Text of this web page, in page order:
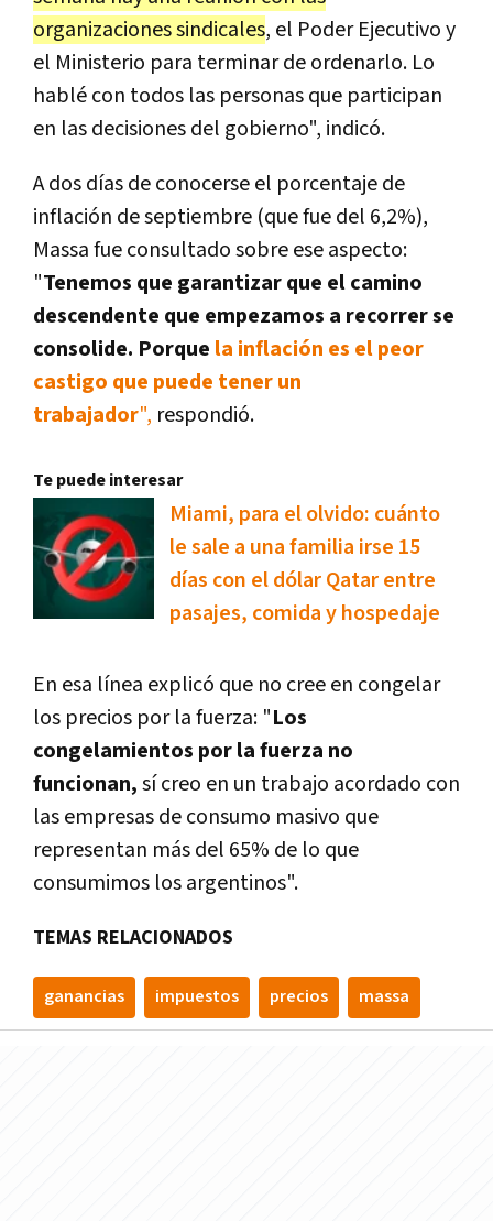
organizaciones sindicales, el Poder Ejecutivo y
el Ministerio para terminar de ordenarlo. Lo
hablé con todos las personas que participan
en las decisiones del gobierno", indicó.
A dos días de conocerse el porcentaje de
inflación de septiembre (que fue del 6,2%),
Massa fue consultado sobre ese aspecto:
"Tenemos que garantizar que el camino
descendente que empezamos a recorrer se
consolide. Porque la inflación es el peor
castigo que puede tener un
trabajador", respondió.
Te puede interesar
Miami, para el olvido: cuánto
le sale a una familia irse 15
días con el dólar Qatar entre
pasajes, comida y hospedaje
En esa línea explicó que no cree en congelar
los precios por la fuerza: "Los
congelamientos por la fuerza no
funcionan,sí creo en un trabajo acordado con
las empresas de consumo masivo que
representan más del 65% de lo que
consumimos los argentinos".
TEMAS RELACIONADOS
ganancias impuestos precios massa